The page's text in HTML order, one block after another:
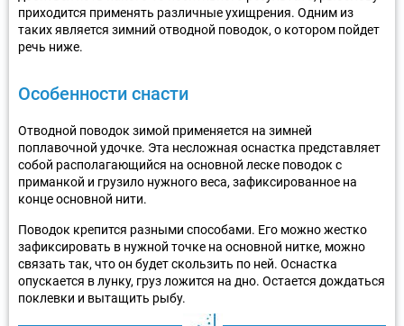
приходится применять различные ухищрения. Одним из
таких является зимний отводной поводок, о котором пойдет
речь ниже.
Особенности снасти
Отводной поводок зимой применяется на зимней
поплавочной удочке. Эта несложная оснастка представляет
собой располагающийся на основной леске поводок с
приманкой и грузило нужного веса, зафиксированное на
конце основной нити.
Поводок крепится разными способами. Его можно жестко
зафиксировать в нужной точке на основной нитке, можно
связать так, что он будет скользить по ней. Оснастка
опускается в лунку, груз ложится на дно. Остается дождаться
поклевки и вытащить рыбу.